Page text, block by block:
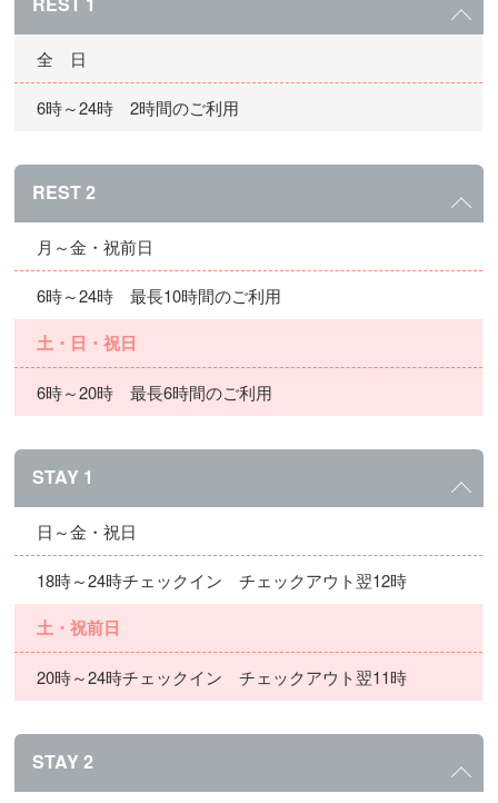
全 日
6時～24時 2時間のご利用
REST 2
月～金・祝前日
6時～24時 最長10時間のご利用
土・日・祝日
6時～20時 最長6時間のご利用
STAY 1
日～金・祝日
18時～24時チェックイン チェックアウト翌12時
土・祝前日
20時～24時チェックイン チェックアウト翌11時
STAY 2